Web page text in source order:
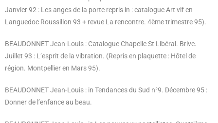
Janvier 92 : Les anges de la porte repris in : catalogue Art vif en
Languedoc Roussillon 93 + revue La rencontre. 4ème trimestre 95).
BEAUDONNET Jean-Louis : Catalogue Chapelle St Libéral. Brive.
Juillet 93 : L’esprit de la vibration. (Repris en plaquette : Hôtel de
région. Montpellier en Mars 95).
BEAUDONNET Jean-Louis : in Tendances du Sud n°9. Décembre 95 :
Donner de l’enfance au beau.